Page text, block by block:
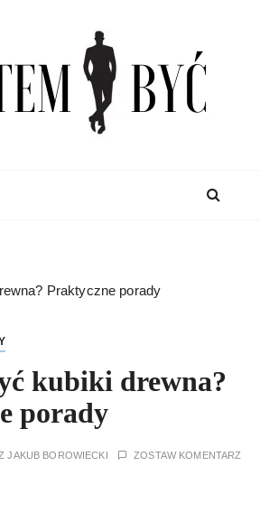
Praktyczne porady
kubiki drewna?
porady
JAKUB BOROWIECKI ZOSTAW KOMENTARZ